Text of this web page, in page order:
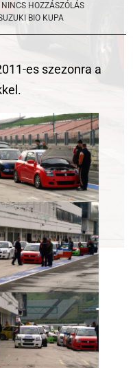
NINCS HOZZÁSZÓLÁS
BIO KUPA
es szezonra a